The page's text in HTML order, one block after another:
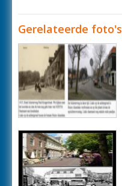
Gerelateerde foto's